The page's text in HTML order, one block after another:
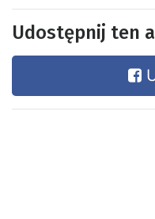
Udostępnij ten